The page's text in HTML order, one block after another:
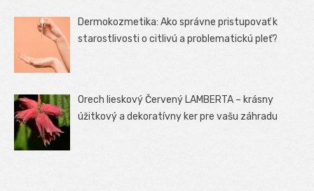
Dermokozmetika: Ako správne pristupovať k
starostlivosti o citlivú a problematickú pleť?
Orech lieskový Červený LAMBERTA – krásny
úžitkový a dekoratívny ker pre vašu záhradu